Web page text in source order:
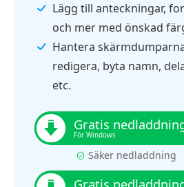
Lägg till anteckningar,
och mer med önskad
Hantera
redigera, byta namn,
etc.
Säker nedladdning